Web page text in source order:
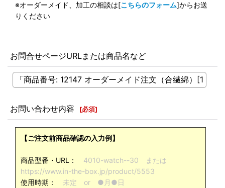
※オーダーメイド、加工の相談は[こちらのフォーム]からお送
りください
お問合せページURLまたは商品名など
お問い合わせ内容 [必須]
【ご注文前商品確認の入力例】
商品型番・URL： 4010-watch--30 または
https://www.in-the-box.jp/product/5553
使用時期： 未定 or ●月●日